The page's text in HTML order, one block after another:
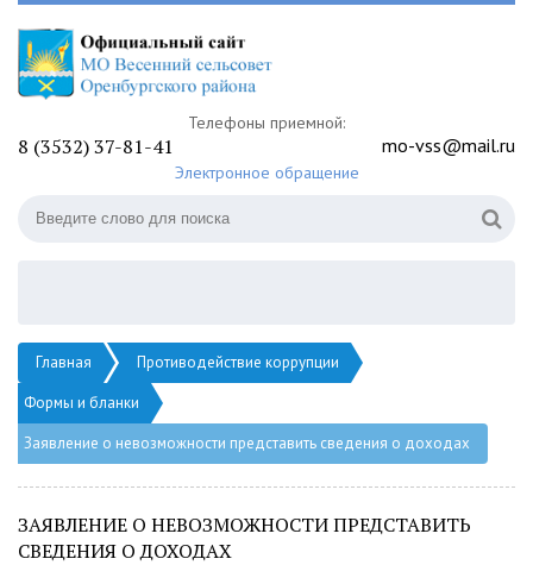
Телефоны приемной:
8 (3532) 37-81-41 mo-vss@mail.ru
Электронное обращение
Главная
Противодействие коррупции
Формы и бланки
Заявление о невозможности представить сведения о доходах
ЗАЯВЛЕНИЕ О НЕВОЗМОЖНОСТИ ПРЕДСТАВИТЬ
СВЕДЕНИЯ О ДОХОДАХ